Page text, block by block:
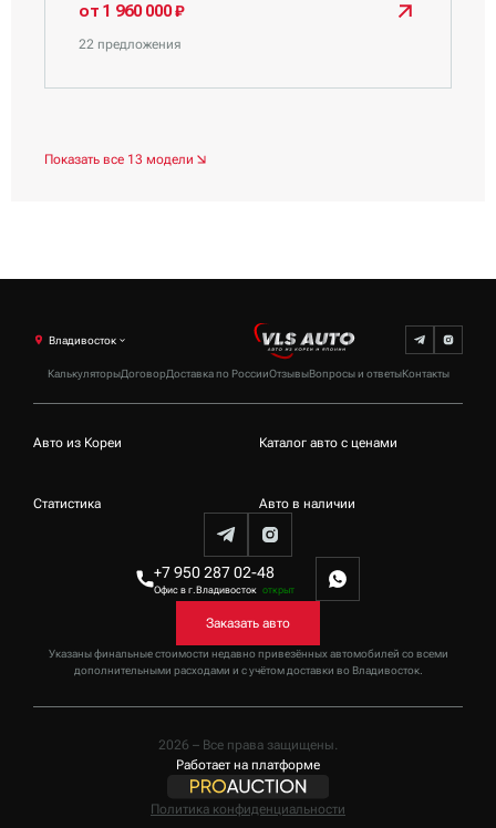
от 1 960 000 ₽
22 предложения
Показать все 13 модели
КалькуляторыДоговорДоставка по РоссииОтзывыВопросы и ответыКонтакты
Владивосток
+7 950 287 02-48
Офис в г.Владивосток открыт
Указаны финальные стоимости недавно привезённых автомобилей со всеми
дополнительными расходами и с учётом доставки во Владивосток.
Заказать авто
Авто из Кореи Каталог авто с ценами
Статистика Авто в наличии
2026 – Все права защищены.
Работает на платформе
Политика конфиденциальности